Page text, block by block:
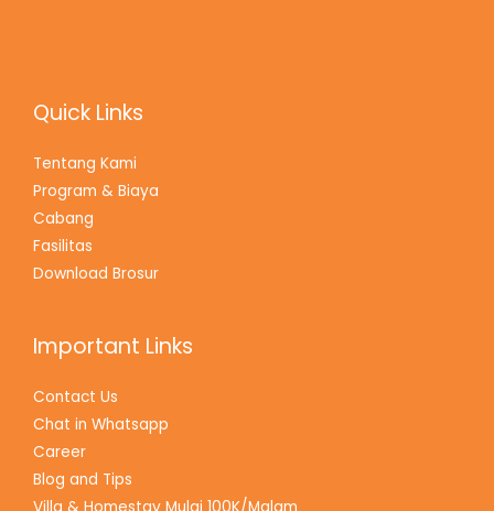
Quick Links
Tentang Kami
Program & Biaya
Cabang
Fasilitas
Download Brosur
Important Links
Contact Us
Chat in Whatsapp
Career
Blog and Tips